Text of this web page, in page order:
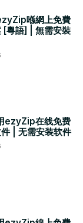
喺網上免費
[粵語] | 無需安裝
ezyZip在线免费
| 无需安装软件